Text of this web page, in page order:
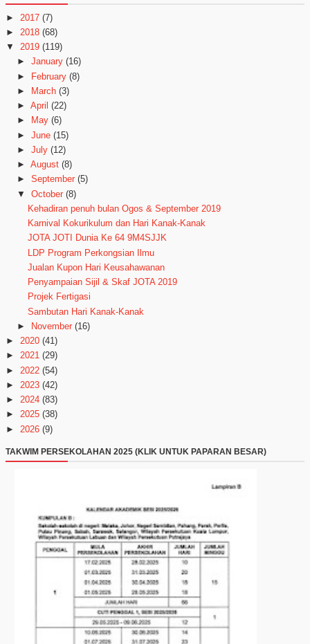
► 2017 (7)
► 2018 (68)
▼
2019 (119)
► January (16)
► February (8)
►
March (3)
► April (22)
►
May (6)
► June (15)
► July (12)
► August (8)
► September (5)
▼
October (8)
Kehadiran penuh bulan Ogos & September 2019
Karnival Kokurikulum dan Hari Kanak-Kanak
JOTA JOTI Dunia Ke 64 9M4SJJK
LDP Program Perkongsian Ilmu
Jualan Kupon Hari Keusahawanan
Penyampaian Sijil & Skaf JOTA 2019
Projek Fertigasi
Sambutan Hari Kanak-Kanak
►
November (16)
► 2020 (41)
► 2021 (29)
► 2022 (54)
► 2023 (42)
► 2024 (83)
► 2025 (38)
► 2026 (9)
TAKWIM PERSEKOLAHAN 2025 (KLIK UNTUK PAPARAN BESAR)